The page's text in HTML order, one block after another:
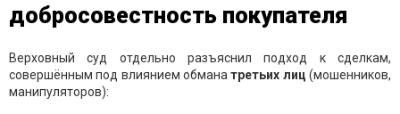
добросовестность покупателя
Верховный суд отдельно разъяснил подход к сделкам,
совершённым под влиянием обманатретьих лиц (мошенников,
манипуляторов):